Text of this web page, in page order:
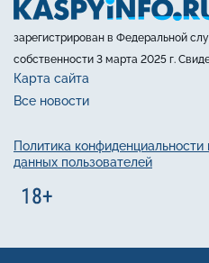
зарегистрирован в Федеральной
собственности 3 марта 2025 г.
Карта сайта
Все новости
Политика
данных пользователей